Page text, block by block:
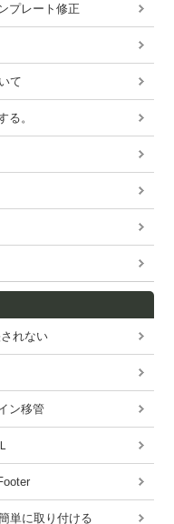
プレート修正
て
る。
れない
ン移管
単に取り付ける